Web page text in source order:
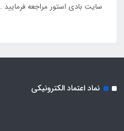
سایت بادی استور مراجعه فرمایید .
نماد اعتماد الکترونیکی